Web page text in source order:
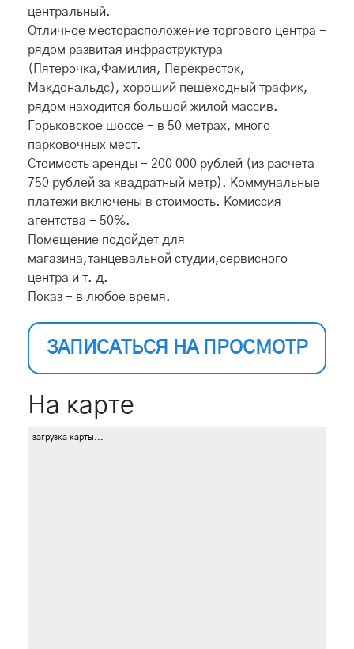
центральный.
Отличное месторасположение торгового центра -
рядом развитая инфраструктура
(Пятерочка,Фамилия, Перекресток,
Макдональдс), хороший пешеходный трафик,
рядом находится большой жилой массив.
Горьковское шоссе - в 50 метрах, много
парковочных мест.
Стоимость аренды - 200 000 рублей (из расчета
750 рублей за квадратный метр). Коммунальные
платежи включены в стоимость. Комиссия
агентства - 50%.
Помещение подойдет для
магазина,танцевальной студии,сервисного
центра и т. д.
Показ - в любое время.
ЗАПИСАТЬСЯ НА ПРОСМОТР
На карте
загрузка карты...